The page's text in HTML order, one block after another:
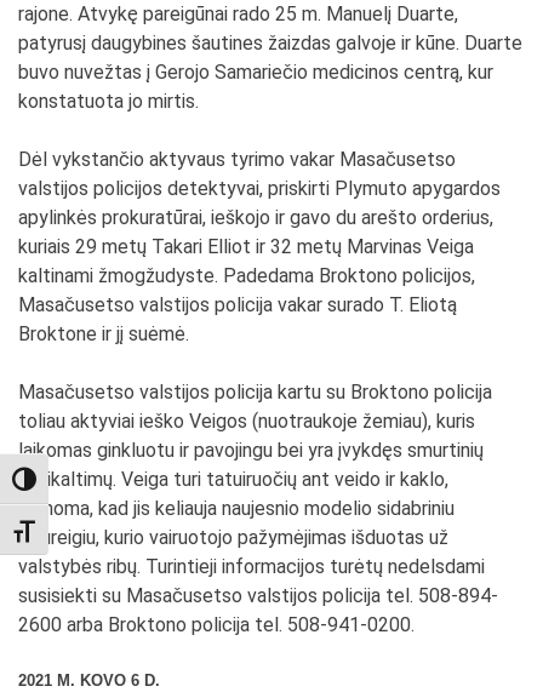
TOGGLE HIGH CONTRAST
TOGGLE FONT SIZE
rajone. Atvykę pareigūnai rado 25 m. Manuelį Duarte,
patyrusį daugybines šautines žaizdas galvoje ir kūne. Duarte
buvo nuvežtas į Gerojo Samariečio medicinos centrą, kur
konstatuota jo mirtis.
Dėl vykstančio aktyvaus tyrimo vakar Masačusetso
valstijos policijos detektyvai, priskirti Plymuto apygardos
apylinkės prokuratūrai, ieškojo ir gavo du arešto orderius,
kuriais 29 metų Takari Elliot ir 32 metų Marvinas Veiga
kaltinami žmogžudyste. Padedama Broktono policijos,
Masačusetso valstijos policija vakar surado T. Eliotą
Broktone ir jį suėmė.
Masačusetso valstijos policija kartu su Broktono policija
toliau aktyviai ieško Veigos (nuotraukoje žemiau), kuris
laikomas ginkluotu ir pavojingu bei yra įvykdęs smurtinių
nusikaltimų. Veiga turi tatuiruočių ant veido ir kaklo,
manoma, kad jis keliauja naujesnio modelio sidabriniu
visureigiu, kurio vairuotojo pažymėjimas išduotas už
valstybės ribų. Turintieji informacijos turėtų nedelsdami
susisiekti su Masačusetso valstijos policija tel. 508-894-
2600 arba Broktono policija tel. 508-941-0200.
2021 M. KOVO 6 D.